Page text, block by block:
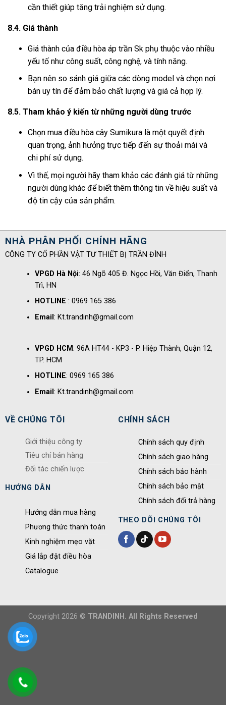
cần thiết giúp tăng trải nghiệm sử dụng.
8.4. Giá thành
Giá thành của điều hòa áp trần Sk phụ thuộc vào nhiều
yếu tố như công suất, công nghệ, và tính năng.
Bạn nên so sánh giá giữa các dòng model và chọn nơi
bán uy tín để đảm bảo chất lượng và giá cả hợp lý.
8.5. Tham khảo ý kiến từ những người dùng trước
Chọn mua điều hòa cây Sumikura là một quyết định
quan trọng, ảnh hưởng trực tiếp đến sự thoải mái và
chi phí sử dụng.
Vì thế, mọi người hãy tham khảo các đánh giá từ những
người dùng khác để biết thêm thông tin về hiệu suất và
độ tin cậy của sản phẩm.
NHÀ PHÂN PHỐI CHÍNH HÃNG
CÔNG TY CỔ PHẦN VẬT TƯ THIẾT BỊ TRẦN ĐÌNH
VPGD Hà Nội: 46 Ngõ 405 Đ. Ngọc Hồi, Văn Điển, Thanh
Trì, HN
HOTLINE : 0969 165 386
Email : Kt.trandinh@gmail.com
VPGD HCM: 96A HT44 - KP3 - P. Hiệp Thành, Quận 12,
TP. HCM
HOTLINE: 0969 165 386
Email : Kt.trandinh@gmail.com
VỀ CHÚNG TÔI
Giới thiệu công ty
Tiêu chí bán hàng
Đối tác chiến lược
HƯỚNG DẪN
Hướng dẫn mua hàng
Phương thức thanh toán
Kinh nghiệm mẹo vặt
Giá lắp đặt điều hòa
Catalogue
CHÍNH SÁCH
Chính sách quy định
Chính sách giao hàng
Chính sách bảo hành
Chính sách bảo mật
Chính sách đổi trả hàng
THEO DÕI CHÚNG TÔI
Copyright 2026 © TRANDINH. All Rights Reserved